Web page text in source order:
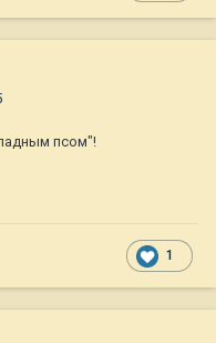
псом"!
1